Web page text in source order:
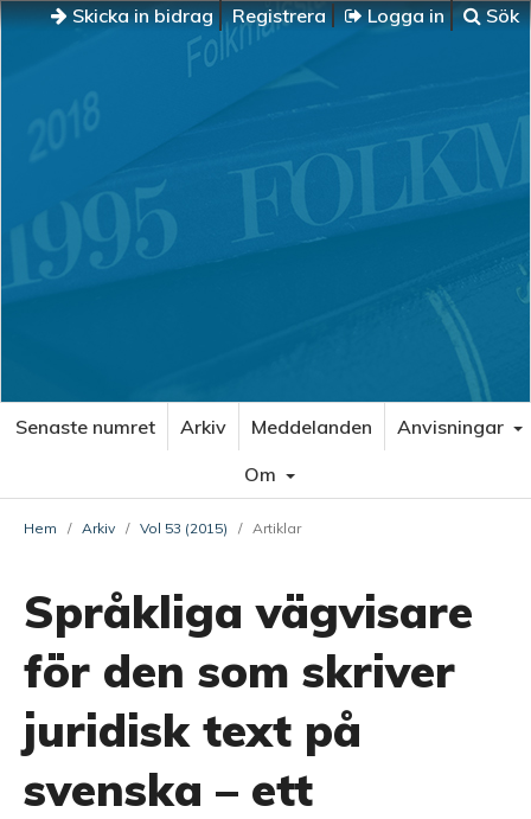
Skicka in bidrag Registrera Logga in Sök
Senaste numret Arkiv Meddelanden
Anvisningar
Om
Hem / Arkiv / Vol 53 (2015) / Artiklar
Språkliga vägvisare
för den som skriver
juridisk text på
svenska – ett